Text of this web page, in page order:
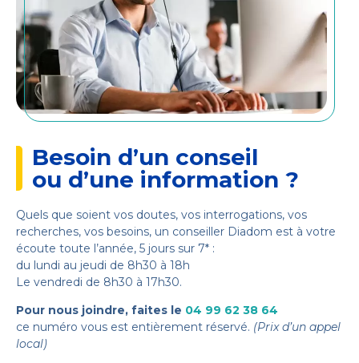
Besoin d’un conseil
ou d’une information ?
Quels que soient vos doutes, vos interrogations, vos
recherches, vos besoins, un conseiller Diadom est à votre
écoute toute l’année, 5 jours sur 7* :
du lundi au jeudi de 8h30 à 18h
Le vendredi de 8h30 à 17h30.
Pour nous joindre, faites le 04 99 62 38 64
ce numéro vous est entièrement réservé. (Prix d’un appel
local)